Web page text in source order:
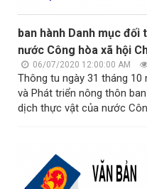
ban hành Danh mục
nước Công hòa xã hội
06/07/2020 12:00:00 AM
Thông tu ngày 31 tháng 10
và Phát triển nông thôn
dịch thực vật của nước